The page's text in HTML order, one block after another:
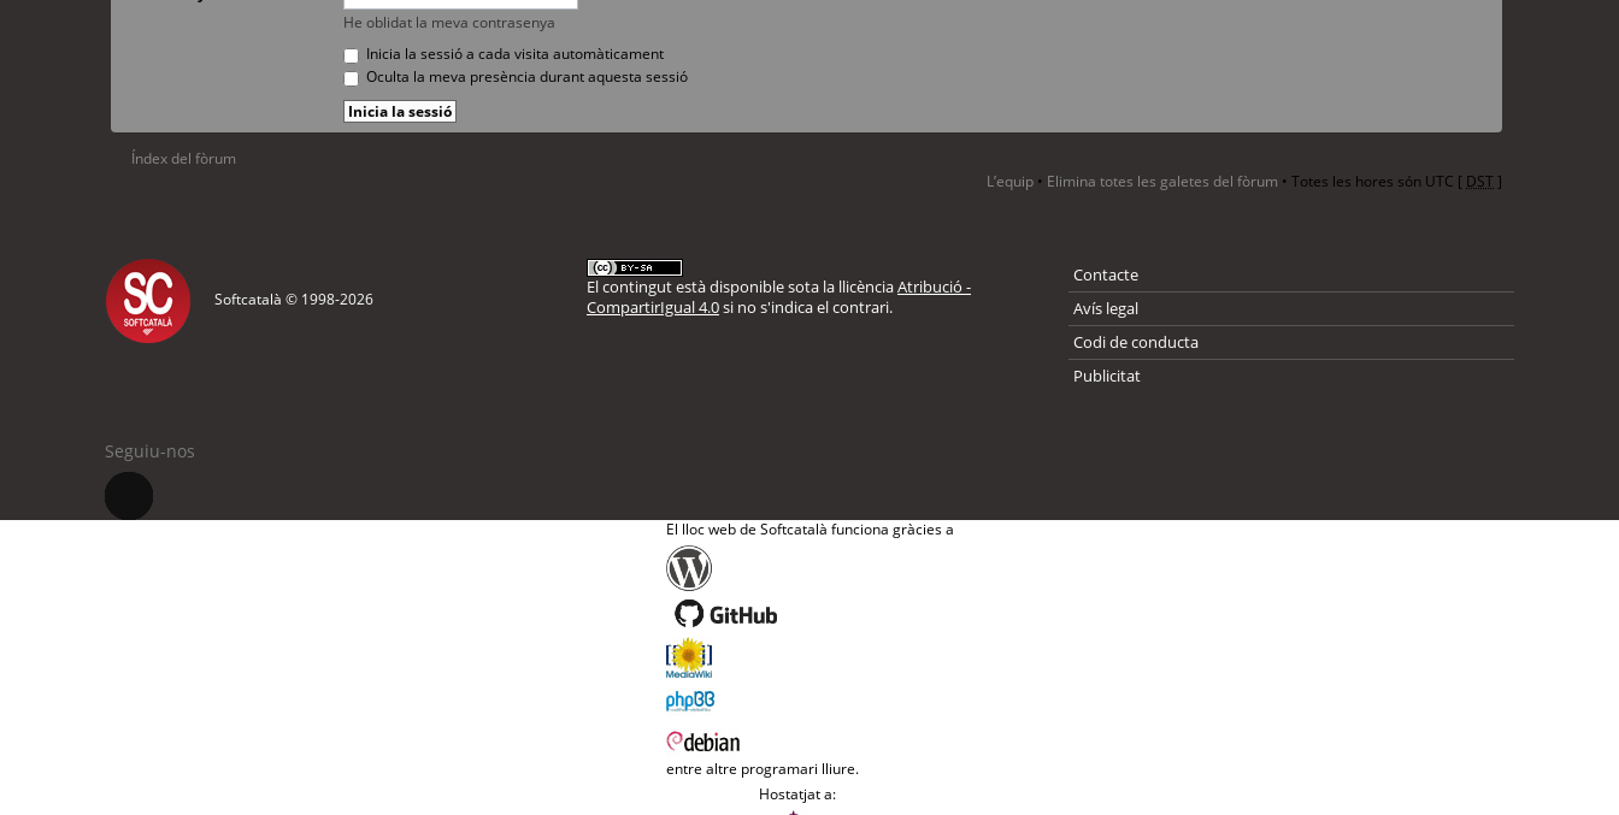
He oblidat la meva contrasenya
Inicia la sessió a cada visita automàticament
Oculta la meva presència durant aquesta sessió
Índex del fòrum
L’equip • Elimina totes les galetes del fòrum • Totes les hores són UTC [ DST]
Softcatalà © 1998-2026
El contingut està disponible sota la llicènciaAtribució -
CompartirIgual 4.0si no s'indica el contrari.
Contacte
Avís legal
Codi de conducta
Publicitat
Seguiu-nos
El lloc web de Softcatalà funciona gràcies a
entre altre programari lliure.
Hostatjat a: